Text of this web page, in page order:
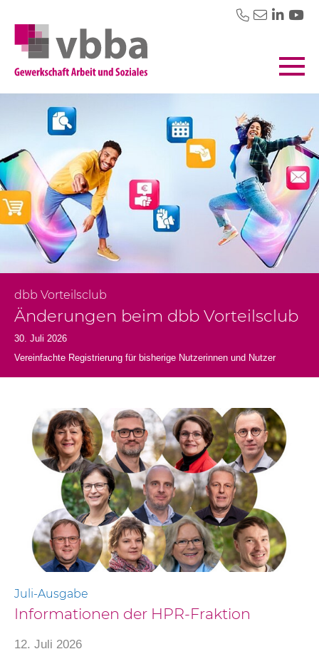
dbb Vorteilsclub
Änderungen beim dbb Vorteilsclub
30. Juli 2026
Vereinfachte Registrierung für bisherige Nutzerinnen und Nutzer
Juli-Ausgabe
Informationen der HPR-Fraktion
12. Juli 2026